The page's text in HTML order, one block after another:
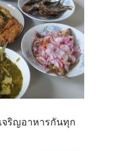
จริญอาหารกันทุก